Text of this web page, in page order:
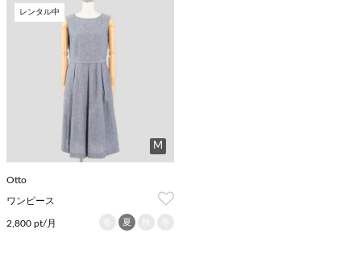
レンタル中
M
Otto
ワンピース
2,800 pt/月 夏